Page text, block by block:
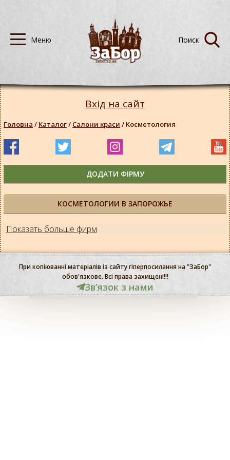
КОСМЕТОЛОГИИ В ЗАПОРОЖЬЕ
Показать больше фирм
Вхід на сайт
Головна / Каталог/ Салони краси / Косметология
ДОДАТИ ФІРМУ
При копіюванні матеріалів із сайту гіперпосилання на "ЗаБор"
обов'язкове. Всі права захищені!!!
Звʼязок з нами